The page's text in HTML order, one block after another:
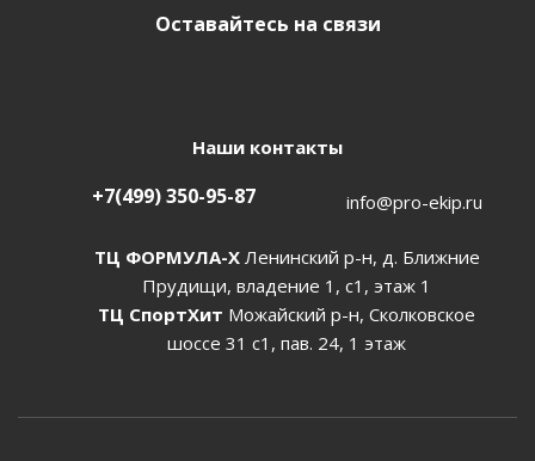
Оставайтесь на связи
Наши контакты
+7(499) 350-95-87 info@pro-ekip.ru
ТЦ ФОРМУЛА-ХЛенинский р-н, д. Ближние
Прудищи, владение 1, с1, этаж 1
ТЦ СпортХит Можайский р-н, Сколковское
шоссе 31 с1, пав. 24, 1 этаж